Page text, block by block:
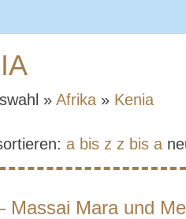
» Afrika » Kenia
a bis z z bis a
Massai Mara und